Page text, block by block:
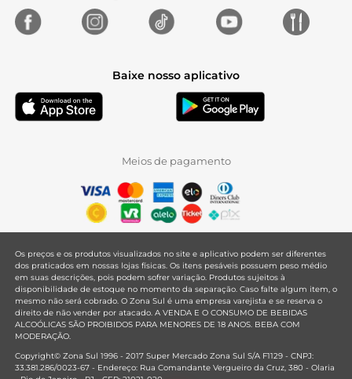
Baixe nosso aplicativo
Meios de pagamento
Os preços e os produtos visualizados no site e aplicativo podem ser diferentes
dos praticados em nossas lojas físicas. Os itens pesáveis possuem peso médio
em suas descrições, pois podem sofrer variação. Produtos sujeitos à
disponibilidade de estoque no momento da separação. Caso falte algum item, o
mesmo não será cobrado. O Zona Sul é uma empresa varejista e se reserva o
direito de não vender por atacado. A VENDA E O CONSUMO DE BEBIDAS
ALCOÓLICAS SÃO PROIBIDOS PARA MENORES DE 18 ANOS. BEBA COM
MODERAÇÃO.
Copyright© Zona Sul 1996 - 2017 Super Mercado Zona Sul S/A F1129 - CNPJ:
33.381.286/0023-67 - Endereço: Rua Comandante Vergueiro da Cruz, 380 - Olaria